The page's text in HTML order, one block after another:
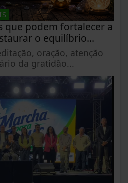
que podem fortalecer a
o equilíbrio...
oração, atenção
da gratidão...